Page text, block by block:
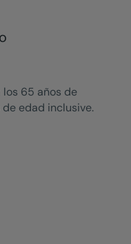
los 65 años de
edad inclusive.